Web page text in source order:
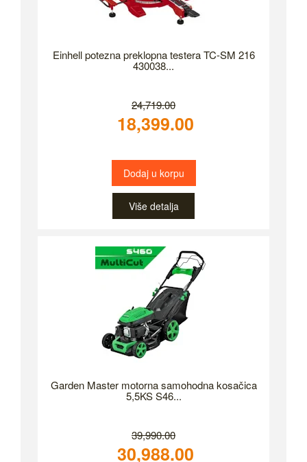
Einhell potezna preklopna testera TC-SM 216
430038...
24,719.00
18,399.00
Dodaj u korpu
Više detalja
Garden Master motorna samohodna kosačica
5,5KS S46...
39,990.00
30,988.00